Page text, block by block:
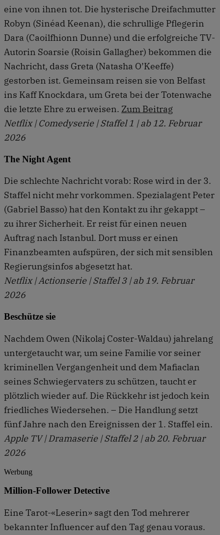
eine von ihnen tot. Die hysterische Dreifachmutter
Robyn (Sinéad Keenan), die schrullige Pflegerin
Dara (Caoilfhionn Dunne) und die erfolgreiche TV-
Autorin Soarsie (Roisin Gallagher) bekommen die
Nachricht, dass Greta (Natasha O’Keeffe)
gestorben ist. Gemeinsam reisen sie von Belfast
ins Kaff Knockdara, um Greta bei der Totenwache
die letzte Ehre zu erweisen. Zum Beitrag
Netflix | Comedyserie | Staffel 1 | ab 12. Februar
2026
The Night Agent
Die schlechte Nachricht vorab: Rose wird in der 3.
Staffel nicht mehr vorkommen. Spezialagent Peter
(Gabriel Basso) hat den Kontakt zu ihr gekappt –
zu ihrer Sicherheit. Er reist für einen neuen
Auftrag nach Istanbul. Dort muss er einen
Finanzbeamten aufspüren, der sich mit sensiblen
Regierungsinfos abgesetzt hat.
Netflix | Actionserie | Staffel 3 | ab 19. Februar
2026
Beschütze sie
Nachdem Owen (Nikolaj Coster-Waldau) jahrelang
untergetaucht war, um seine Familie vor seiner
kriminellen Vergangenheit und dem Mafiaclan
seines Schwiegervaters zu schützen, taucht er
plötzlich wieder auf. Die Rückkehr ist jedoch kein
friedliches Wiedersehen. – Die Handlung setzt
fünf Jahre nach den Ereignissen der 1. Staffel ein.
Apple TV | Dramaserie | Staffel 2 | ab 20. Februar
2026
Werbung
Million-Follower Detective
Eine Tarot-«Leserin» sagt den Tod mehrerer
bekannter Influencer auf den Tag genau voraus.